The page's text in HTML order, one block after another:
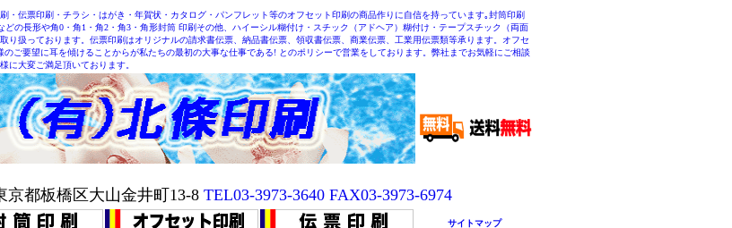
・伝票印刷・チラシ・はがき・年賀状・カタログ・パンフレット等のオフセット印刷の商品作りに自信を持っています｡封筒印刷
どの長形や角0・角1・角2・角3・角形封筒 印刷その他、ハイーシル糊付け・スチック（アドヘア）糊付け・テープスチック（両面
り扱っております。伝票印刷はオリジナルの請求書伝票、納品書伝票、領収書伝票、商業伝票、工業用伝票類等承ります。オフセ
のご要望に耳を傾けることからが私たちの最初の大事な仕事である! とのポリシーで営業をしております。弊社までお気軽にご相談
に大変ご満足頂いております。
京都板橋区大山金井町13-8 TEL03-3973-3640 FAX03-3973-6974
サイトマップ